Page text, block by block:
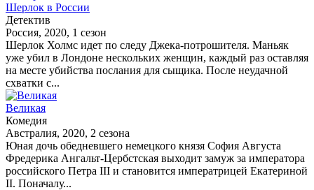
Шерлок в России
Детектив
Россия, 2020, 1 сезон
Шерлок Холмс идет по следу Джека-потрошителя. Маньяк
уже убил в Лондоне нескольких женщин, каждый раз оставляя
на месте убийства послания для сыщика. После неудачной
схватки с...
Великая
Комедия
Австралия, 2020, 2 сезона
Юная дочь обедневшего немецкого князя София Августа
Фредерика Ангальт-Цербстская выходит замуж за императора
российского Петра III и становится императрицей Екатериной
II. Поначалу...